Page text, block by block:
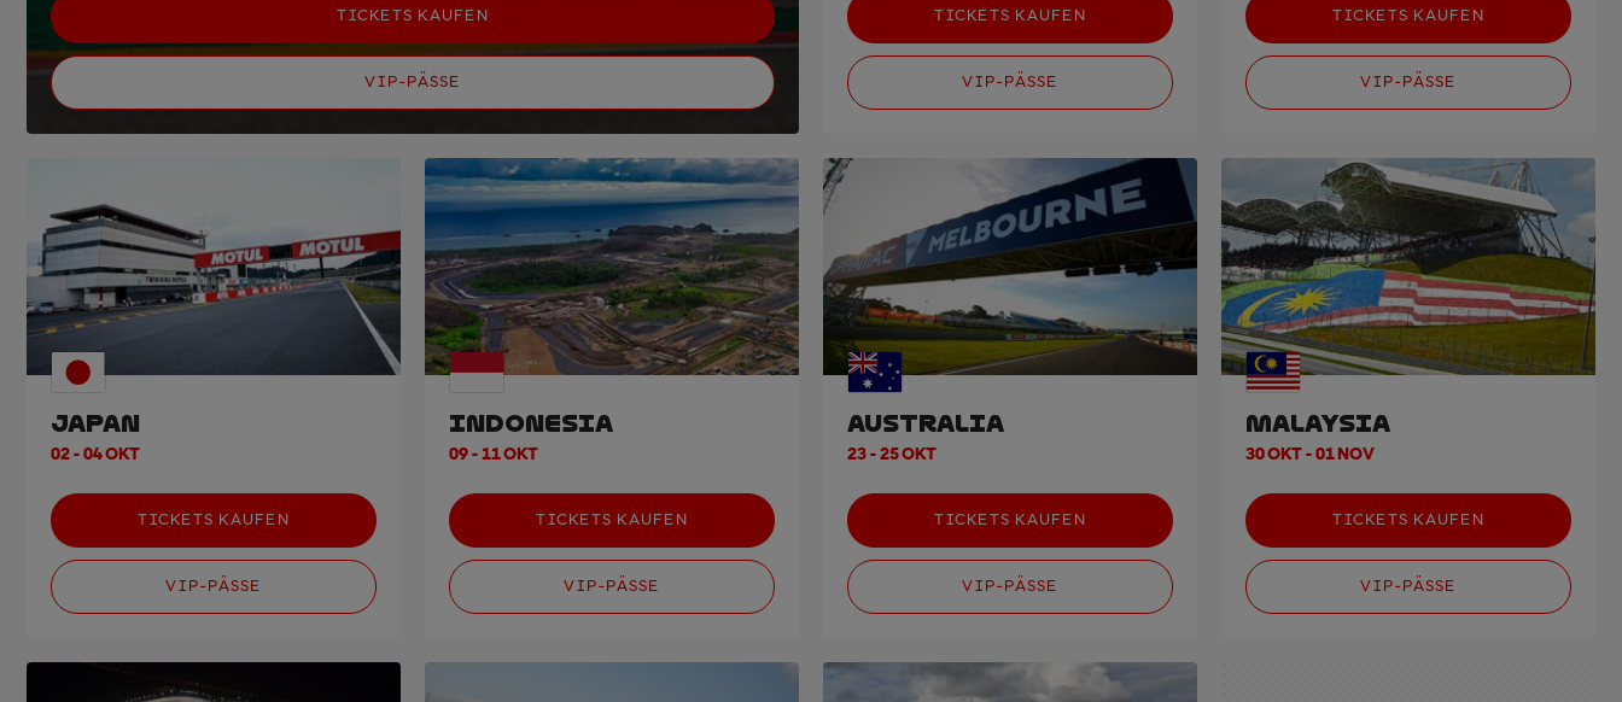
TICKETS KAUFEN
VIP-PÄSSE
TICKETS KAUFEN
VIP-PÄSSE
TICKETS KAUFEN
VIP-PÄSSE
JAPAN
02 - 04 OKT
TICKETS KAUFEN
VIP-PÄSSE
INDONESIA
09 - 11 OKT
TICKETS KAUFEN
VIP-PÄSSE
AUSTRALIA
23 - 25 OKT
TICKETS KAUFEN
VIP-PÄSSE
MALAYSIA
30 OKT - 01 NOV
TICKETS KAUFEN
VIP-PÄSSE